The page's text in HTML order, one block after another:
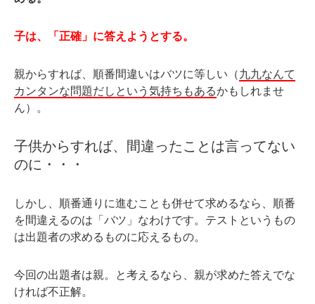
子は、「正確」に答えようとする。
親からすれば、順番間違いはバツに等しい（九九なんて
カンタンな問題だしという気持ちもあるかもしれませ
ん）。
子供からすれば、間違ったことは言ってない
のに・・・
しかし、順番通りに進むことも併せて求めるなら、順番
を間違えるのは「バツ」なわけです。テストというもの
は出題者の求めるものに応えるもの。
今回の出題者は親。と考えるなら、親が求めた答えでな
ければ不正解。